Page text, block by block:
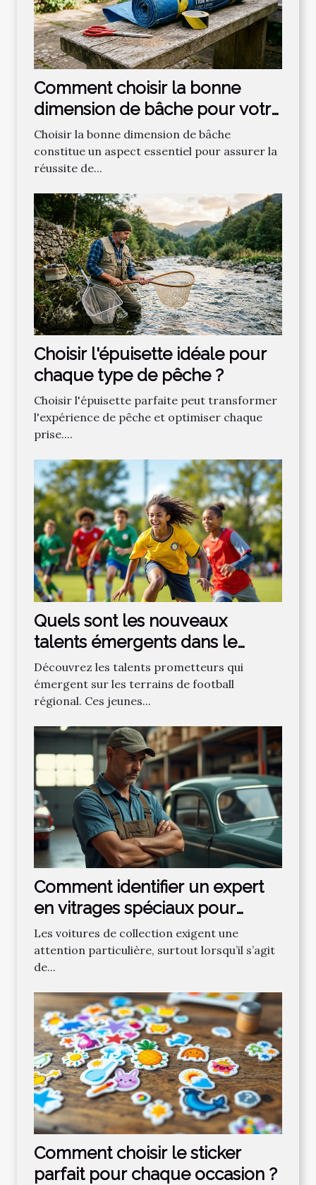
Comment choisir la bonne
dimension de bâche pour votre
projet ?
Choisir la bonne dimension de bâche
constitue un aspect essentiel pour assurer la
réussite de...
Choisir l'épuisette idéale pour
chaque type de pêche ?
Choisir l'épuisette parfaite peut transformer
l'expérience de pêche et optimiser chaque
prise....
Quels sont les nouveaux
talents émergents dans le
football régional ?
Découvrez les talents prometteurs qui
émergent sur les terrains de football
régional. Ces jeunes...
Comment identifier un expert
en vitrages spéciaux pour
voitures de collection ?
Les voitures de collection exigent une
attention particulière, surtout lorsqu’il s’agit
de...
Comment choisir le sticker
parfait pour chaque occasion ?